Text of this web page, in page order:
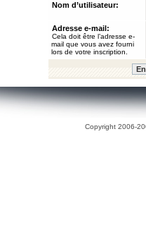
Nom d’utilisateur:
Adresse e-mail:
Cela doit être l’adresse e-
mail que vous avez fourni
lors de votre inscription.
Copyright 2006-